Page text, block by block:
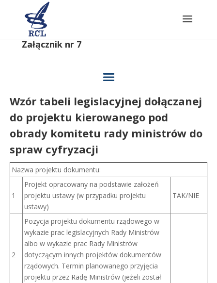
content
Załącznik nr 7
Wzór tabeli legislacyjnej dołączanej
do projektu kierowanego pod
obrady komitetu rady ministrów do
spraw cyfryzacji
Nazwa projektu dokumentu:
1
Projekt opracowany na podstawie założeń
projektu ustawy (w przypadku projektu
ustawy)
TAK/NIE
2
Pozycja projektu dokumentu rządowego w
wykazie prac legislacyjnych Rady Ministrów
albo w wykazie prac Rady Ministrów
dotyczącym innych projektów dokumentów
rządowych. Termin planowanego przyjęcia
projektu przez Radę Ministrów (jeżeli został